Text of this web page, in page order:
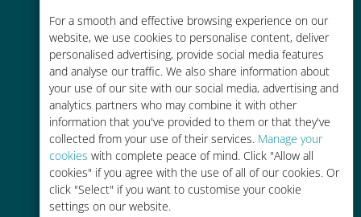
For a smooth and effective browsing experience on our
website, we use cookies to personalise content, deliver
personalised advertising, provide social media features
and analyse our traffic. We also share information about
your use of our site with our social media, advertising and
analytics partners who may combine it with other
information that you've provided to them or that they've
collected from your use of their services. Manage your
cookies with complete peace of mind. Click "Allow all
cookies" if you agree with the use of all of our cookies. Or
click "Select" if you want to customise your cookie
settings on our website.
お客様が普段お使いのキャリアでロ
ーミングサービスを使った場合に比
べて最大で90％の節約が可能です。
かんたん追加購入
Wi-Fiやデータ残量がなくても、